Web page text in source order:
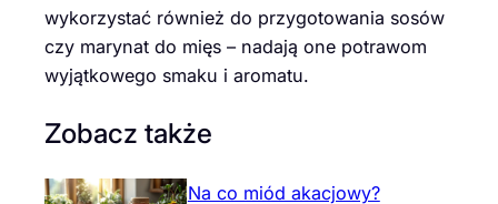
wykorzystać również do przygotowania sosów
czy marynat do mięs – nadają one potrawom
wyjątkowego smaku i aromatu.
Zobacz także
Na co miód akacjowy?